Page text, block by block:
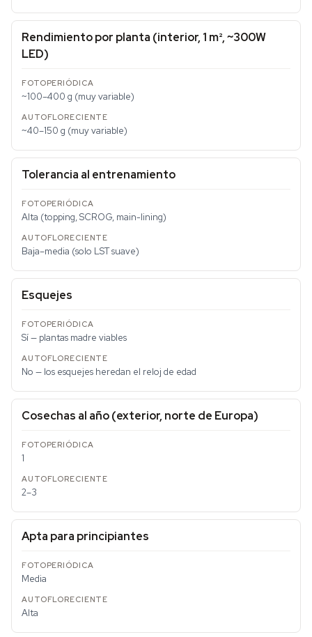
Rendimiento por planta (interior, 1 m², ~300W
LED)
~100–400 g (muy variable)
~40–150 g (muy variable)
Tolerancia al entrenamiento
Alta (topping, SCROG, main-lining)
Baja–media (solo LST suave)
Esquejes
Sí — plantas madre viables
No — los esquejes heredan el reloj de edad
Cosechas al año (exterior, norte de Europa)
1
2–3
Apta para principiantes
Media
Alta